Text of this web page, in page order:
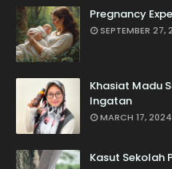
Pregnancy
SEPTEMBER 27,
Khasiat Madu
Ingatan
MARCH 17, 2024
Kasut Sekolah